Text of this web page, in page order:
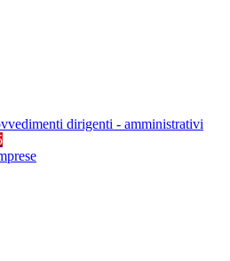
dirigenti - amministrativi